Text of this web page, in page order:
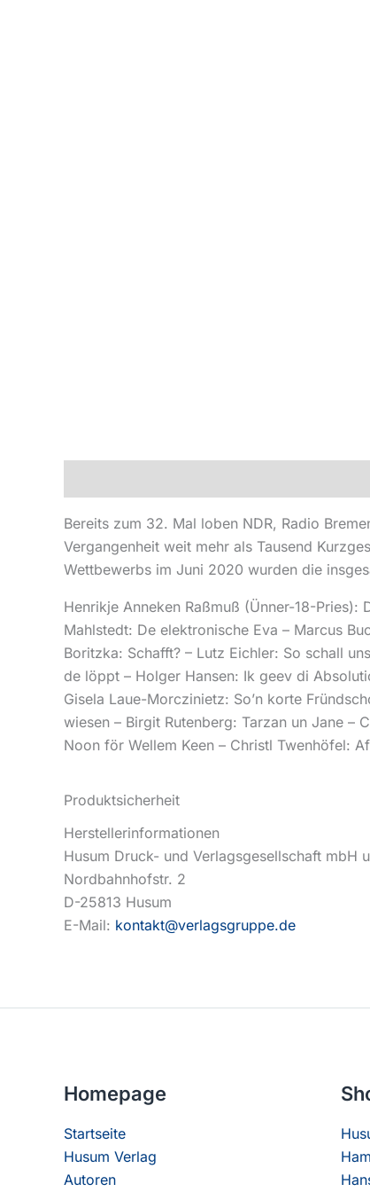
Bereits zum 32. Mal loben NDR, Radio
Vergangenheit weit mehr als Tausend
Wettbewerbs im Juni 2020 wurden die
Henrikje Anneken Raßmuß (Ünner-18-Pries):
Mahlstedt: De elektronische Eva – Marcus
Boritzka: Schafft? – Lutz Eichler: So schall
de löppt – Holger Hansen: Ik geev di
Gisela Laue-Morczinietz: So’n korte
wiesen – Birgit Rutenberg: Tarzan un Jane –
Noon för Wellem Keen – Christl Twenhöfel:
Produktsicherheit
Herstellerinformationen
Husum Druck- und Verlagsgesellschaft mbH
Nordbahnhofstr. 2
D-25813 Husum
E-Mail: kontakt@verlagsgruppe.de
Homepage
Startseite
Husum Verlag
Autoren